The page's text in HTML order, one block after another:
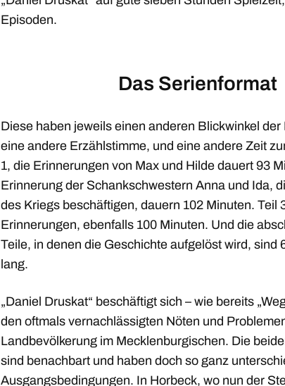
Episoden.
Das Serienformat
Diese haben jeweils einen anderen Blickwinkel
eine andere Erzählstimme, und eine andere Zeit
1, die Erinnerungen von Max und Hilde dauert 93
Erinnerung der Schankschwestern Anna und Ida,
des Kriegs beschäftigen, dauern 102 Minuten. Teil
Erinnerungen, ebenfalls 100 Minuten. Und die
Teile, in denen die Geschichte aufgelöst wird, sind
lang.
„Daniel Druskat“ beschäftigt sich – wie bereits
den oftmals vernachlässigten Nöten und
Landbevölkerung im Mecklenburgischen. Die
sind benachbart und haben doch so ganz
Ausgangsbedingungen. In Horbeck, wo nun der